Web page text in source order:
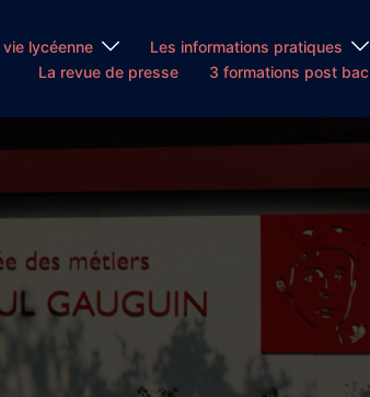
vie lycéenne
Les informations pratiques
La revue de presse
3 formations post bac